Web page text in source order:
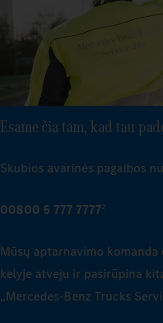
Esame čia tam, kad tau
Skubios avarinės pagalbos
00800 5 777 77772
Mūsų aptarnavimo
kelyje atveju ir pasirūpina
„Mercedes‑Benz Trucks